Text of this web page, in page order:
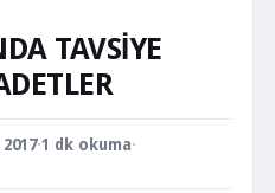
TAVSİYE
·1 dk okuma·